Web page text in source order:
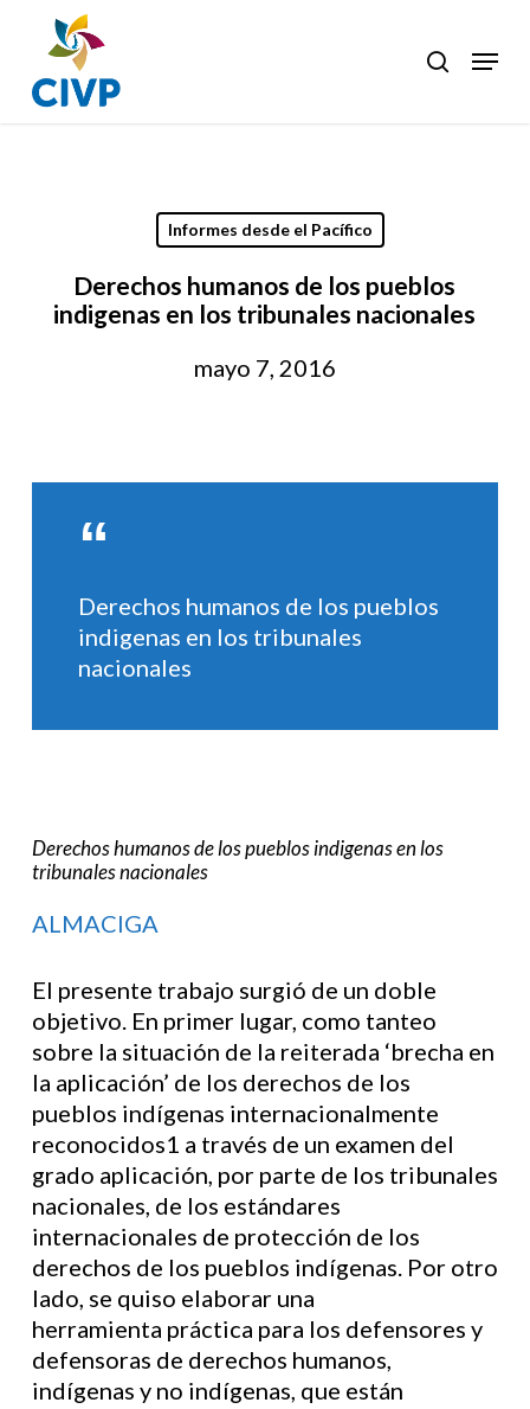
main
content
search
Menu
Informes desde el Pacífico
Derechos humanos de los pueblos
indigenas en los tribunales nacionales
mayo 7, 2016
Derechos humanos de los pueblos
indigenas en los tribunales
nacionales
Derechos humanos de los pueblos indigenas en los
tribunales nacionales
ALMACIGA
El presente trabajo surgió de un doble
objetivo. En primer lugar, como tanteo
sobre la situación de la reiterada ‘brecha en
la aplicación’ de los derechos de los
pueblos indígenas internacionalmente
reconocidos1 a través de un examen del
grado aplicación, por parte de los tribunales
nacionales, de los estándares
internacionales de protección de los
derechos de los pueblos indígenas. Por otro
lado, se quiso elaborar una
herramienta práctica para los defensores y
defensoras de derechos humanos,
indígenas y no indígenas, que están
Close